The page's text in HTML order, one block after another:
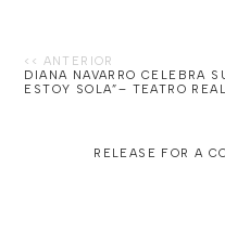
DIANA NAVARRO CELEBRA
ESTOY SOLA”– TEATRO
RELEASE FOR A